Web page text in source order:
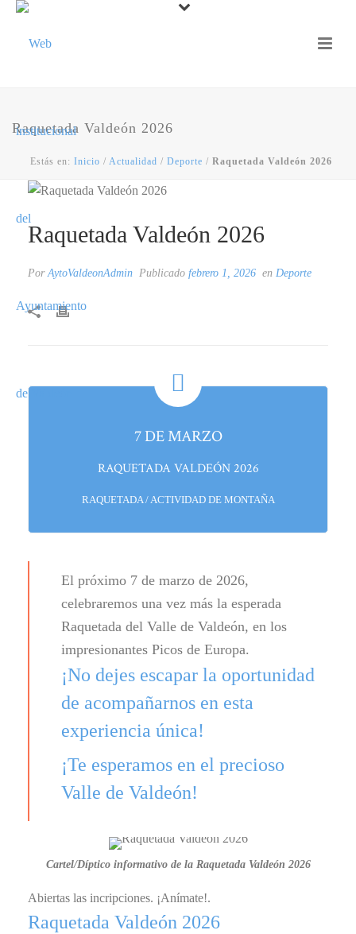
Raquetada Valdeón 2026
Estás en: Inicio / Actualidad / Deporte / Raquetada Valdeón 2026
Raquetada Valdeón 2026
PorAytoValdeonAdmin Publicado febrero 1, 2026 en Deporte
7 DE MARZO
RAQUETADA VALDEÓN 2026
RAQUETADA / ACTIVIDAD DE MONTAÑA
El próximo 7 de marzo de 2026,
celebraremos una vez más la esperada
Raquetada del Valle de Valdeón, en los
impresionantes Picos de Europa.
¡No dejes escapar la oportunidad
de acompañarnos en esta
experiencia única!
¡Te esperamos en el precioso
Valle de Valdeón!
Cartel/Díptico informativo de la Raquetada Valdeón 2026
Abiertas las incripciones. ¡Anímate!.
Raquetada Valdeón 2026